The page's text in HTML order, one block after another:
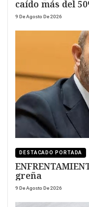
caído más del
9 De Agosto De 2026
DESTACADO PORTADA
ENFRENTAMIENTO: Senado y
greña
9 De Agosto De 2026